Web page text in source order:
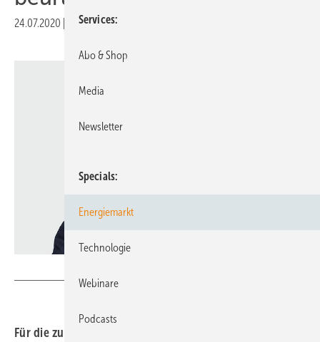
24.07.2020 Druckvorschau
Für die zuletzt arg gebeutelte Windindustrie könnte es
Services
Abo & Shop
Media
Newsletter
Specials
Energiemarkt
Technologie
Webinare
Podcasts